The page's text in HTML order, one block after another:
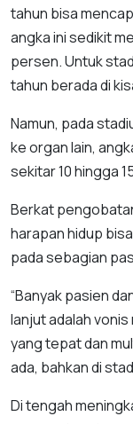
tahun bisa
angka ini sedikit
persen. Untuk
tahun berada di
Namun, pada
ke organ lain,
sekitar 10 hingga
Berkat
harapan hidup
pada sebagian
“Banyak pasien
lanjut adalah
yang tepat dan
ada, bahkan di
Di tengah